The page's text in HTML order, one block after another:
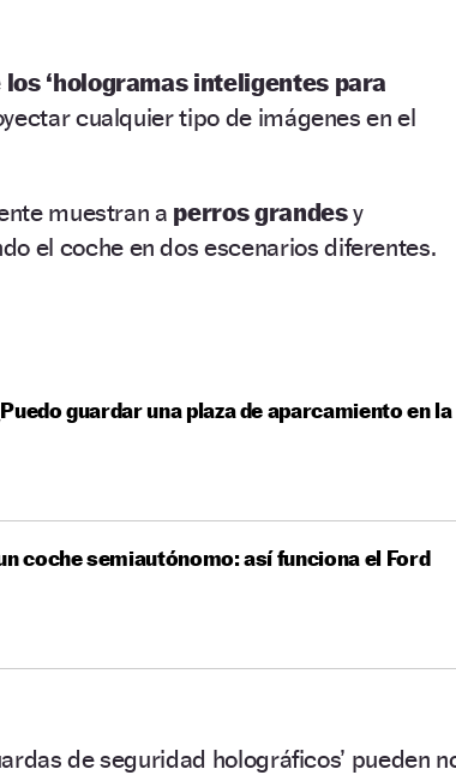
‘hologramas inteligentes para
cualquier tipo de imágenes en el
muestran a perros grandesy
el coche en dos escenarios diferentes.
guardar una plaza de aparcamiento en la
coche semiautónomo: así funciona el Ford
de seguridad holográficos’ pueden